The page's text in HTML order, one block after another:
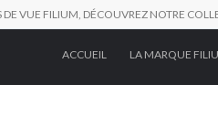
DE VUE FILIUM, DÉCOUVREZ NOTRE
ACCUEIL LA MARQUE